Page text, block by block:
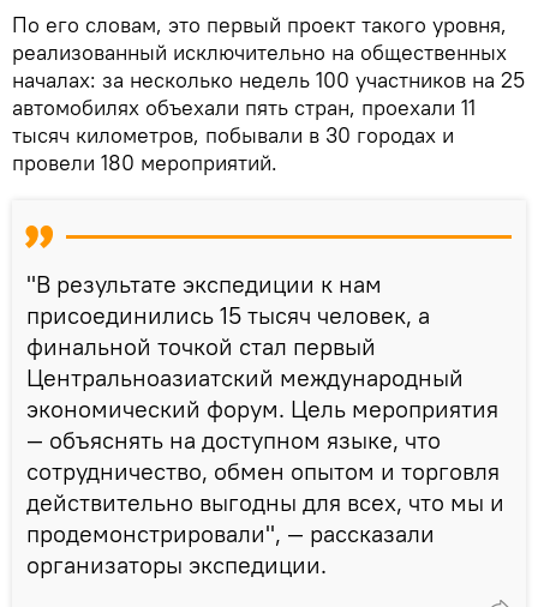
По его словам, это первый проект такого уровня,
реализованный исключительно на общественных
началах: за несколько недель 100 участников на 25
автомобилях объехали пять стран, проехали 11
тысяч километров, побывали в 30 городах и
провели 180 мероприятий.
"В результате экспедиции к нам
присоединились 15 тысяч человек, а
финальной точкой стал первый
Центральноазиатский международный
экономический форум. Цель мероприятия
— объяснять на доступном языке, что
сотрудничество, обмен опытом и торговля
действительно выгодны для всех, что мы и
продемонстрировали", — рассказали
организаторы экспедиции.